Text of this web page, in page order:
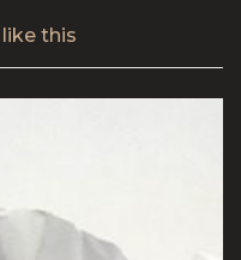
like this